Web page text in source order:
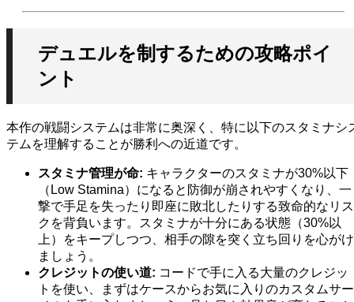
デュエルを制するための攻略ポイ
ント
本作の戦闘システムは非常に奥深く、特に以下のスタミナシ
テムを理解することが勝利への近道です。
スタミナ管理が命: キャラクターのスタミナが30%以下
（Low Stamina）になると防御が崩されやすくなり、一
撃で手足を失ったり即座に敗北したりする致命的なリス
クを背負います。スタミナが十分にある状態（30%以
上）をキープしつつ、相手の隙を突く立ち回りを心がけ
ましょう。
クレジットの使い道: コードで手に入る大量のクレジッ
トを使い、まずはケースからお気に入りのカスタムサー